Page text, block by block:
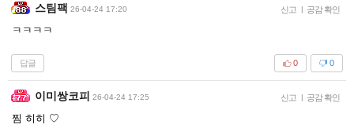
스팀팩 26-04-24 17:20 신고 | 공감 확인
ㅋㅋㅋㅋ
답글 0
0
이미쌍코피 26-04-24 17:25 신고 | 공감 확인
찜 히히 ♡